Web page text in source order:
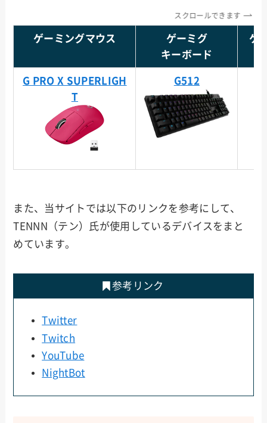
スクロールできます
ゲーミングマウス
ゲーミグ
キーボード
ゲ
G PRO X SUPERLIGH
T
G512
また、当サイトでは以下のリンクを参考にして、
TENNN（テン）氏が使用しているデバイスをまと
めています。
参考リンク
Twitter
Twitch
YouTube
NightBot